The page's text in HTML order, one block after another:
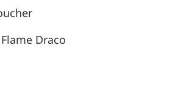
Draco